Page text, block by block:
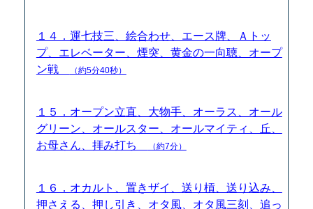
１４．運七技三、絵合わせ、エース牌、Ａトッ
プ、エレベーター、煙突、黄金の一向聴、オープ
ン戦
（約5分40秒）
１５．オープン立直、大物手、オーラス、オール
グリーン、オールスター、オールマイティ、丘、
お母さん、拝み打ち
（約7分）
１６．オカルト、置きザイ、送り槓、送り込み、
押さえる、押し引き、オタ風、オタ風三刻、追っ